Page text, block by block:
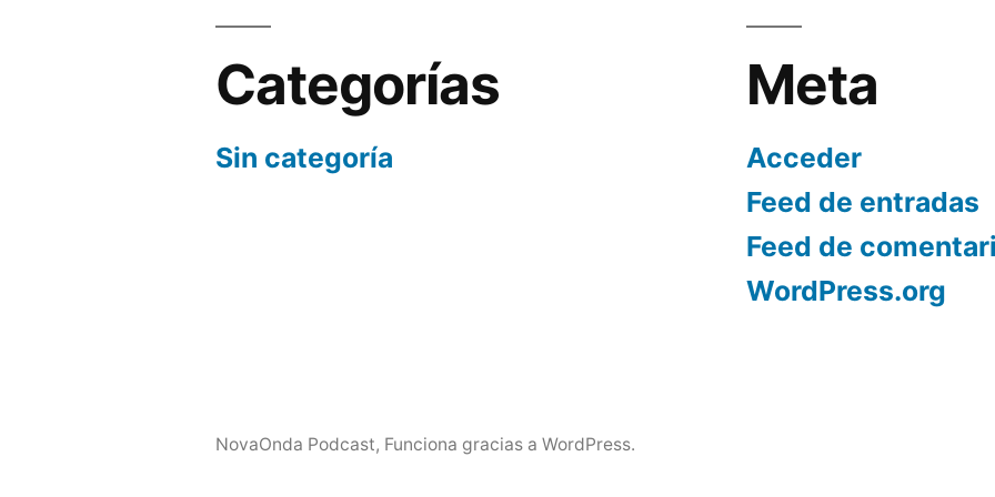
Categorías
Sin categoría
Meta
Acceder
Feed de entradas
Feed de
WordPress.org
NovaOnda Podcast, Funciona gracias a WordPress.